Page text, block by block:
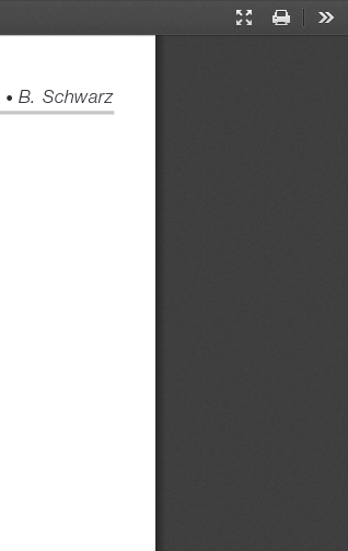
Presentation
Print
● B. Schwarz